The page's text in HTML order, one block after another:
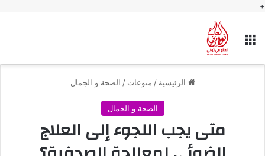
+
القائمة
الرئيسية / منوعات / الصحة و الجمال
الصحة و الجمال
متى يجب اللجوء إلى العلاج